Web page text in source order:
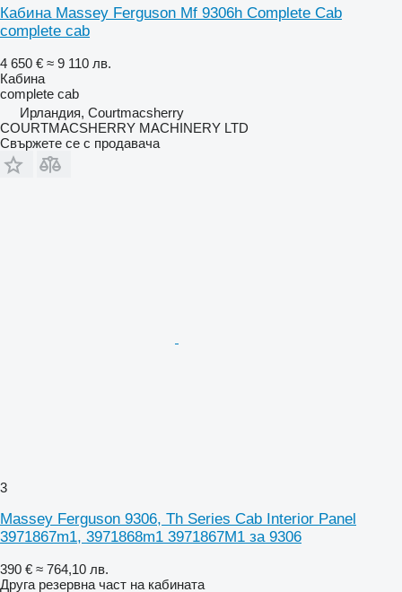
Кабина Massey Ferguson Mf 9306h Complete Cab
complete cab
4 650 € ≈ 9 110 лв.
Кабина
complete cab
Ирландия, Courtmacsherry
COURTMACSHERRY MACHINERY LTD
Свържете се с продавача
3
Massey Ferguson 9306, Th Series Cab Interior Panel
3971867m1, 3971868m1 3971867M1 за 9306
390 € ≈ 764,10 лв.
Друга резервна част на кабината